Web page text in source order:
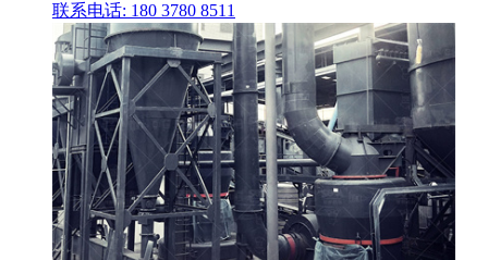
联系电话: 180 3780 8511